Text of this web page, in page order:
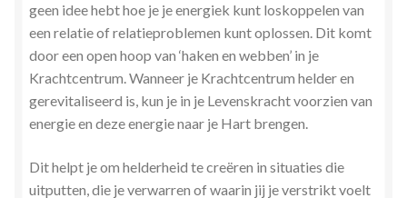
geen idee hebt hoe je je energiek kunt loskoppelen van
een relatie of relatieproblemen kunt oplossen. Dit komt
door een open hoop van ‘haken en webben’ in je
Krachtcentrum. Wanneer je Krachtcentrum helder en
gerevitaliseerd is, kun je in je Levenskracht voorzien van
energie en deze energie naar je Hart brengen.
Dit helpt je om helderheid te creëren in situaties die
uitputten, die je verwarren of waarin jij je verstrikt voelt